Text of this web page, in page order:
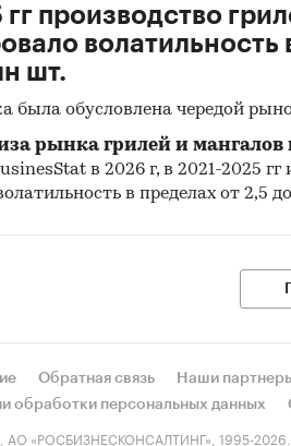
производство
волатильность
шт.
была обусловлена чередой
рынка грилей и мангалов
в 2026 г, в 2021-2025 гг
в пределах от 2,5
Обратная связь Наши
обработки персональных данных
«РОСБИЗНЕСКОНСАЛТИНГ», 1995-2026.